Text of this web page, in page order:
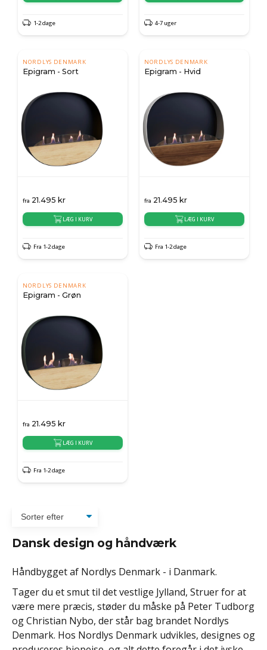
1-2 dage 4-7 uger
NORDLYS DENMARK
Epigram - Sort
fra 21.495 kr
LÆG I KURV
Fra 1-2 dage
NORDLYS DENMARK
Epigram - Hvid
fra 21.495 kr
LÆG I KURV
Fra 1-2 dage
NORDLYS DENMARK
Epigram - Grøn
fra 21.495 kr
LÆG I KURV
Fra 1-2 dage
Dansk design og håndværk
Håndbygget af Nordlys Denmark - i Danmark.
Tager du et smut til det vestlige Jylland, Struer for at
være mere præcis, støder du måske på Peter Tudborg
og Christian Nybo, der står bag brandet Nordlys
Denmark. Hos Nordlys Denmark udvikles, designes og